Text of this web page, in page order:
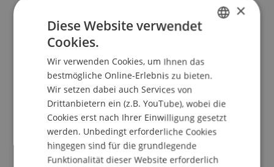
Assistentin
Dekanat Liechtenstein Business School
×
Diese Website verwendet
Cookies.
Wir verwenden Cookies, um Ihnen das
bestmögliche Online-Erlebnis zu bieten.
Wir setzen dabei auch Services von
Drittanbietern ein (z.B. YouTube), wobei die
Cookies erst nach Ihrer Einwilligung gesetzt
werden. Unbedingt erforderliche Cookies
hingegen sind für die grundlegende
Funktionalität dieser Website erforderlich